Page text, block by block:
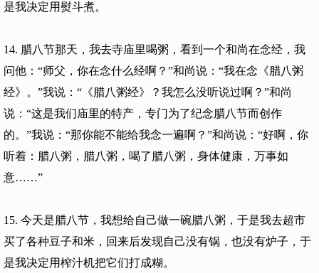
是我决定用熨斗煮。
14. 腊八节那天，我去寺庙里喝粥，看到一个和尚在念经，我
问他：“师父，你在念什么经啊？”和尚说：“我在念《腊八粥
经》。”我说：“《腊八粥经》？我怎么没听说过啊？”和尚
说：“这是我们庙里的特产，专门为了纪念腊八节而创作
的。”我说：“那你能不能给我念一遍啊？”和尚说：“好啊，你
听着：腊八粥，腊八粥，喝了腊八粥，身体健康，万事如
意……”
15. 今天是腊八节，我想给自己做一碗腊八粥，于是我去超市
买了各种豆子和米，回来后发现自己没有锅，也没有炉子，于
是我决定用榨汁机把它们打成糊。